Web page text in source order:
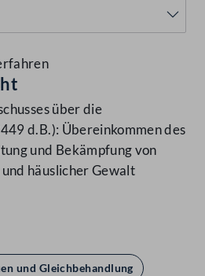
über die
d.B.): Übereinkommen des
und Bekämpfung von
häuslicher Gewalt
und Gleichbehandlung